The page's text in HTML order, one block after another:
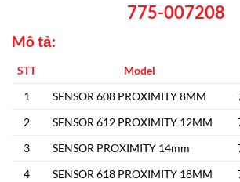
775-007208
Mô tả:
STT Model
1
SENSOR 608 PROXIMITY 8MM
2
SENSOR 612 PROXIMITY 12MM
3
SENSOR PROXIMITY 14mm
4
SENSOR 618 PROXIMITY 18MM